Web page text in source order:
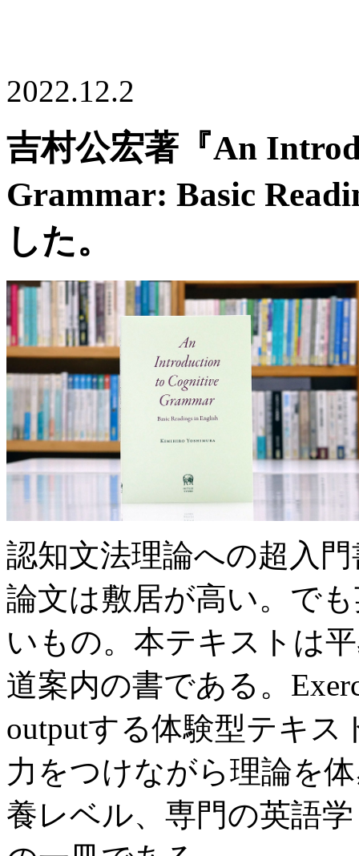
2022.12.2
吉村公宏著『An
Grammar: Basic
した。
認知文法理論への超入
論文は敷居が高い。で
いもの。本テキストは
道案内の書である。
outputする体験型テキス
力をつけながら理論を
養レベル、専門の英語